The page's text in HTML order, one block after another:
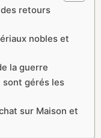
retours
nobles et
la guerre
sont gérés les
sur Maison et